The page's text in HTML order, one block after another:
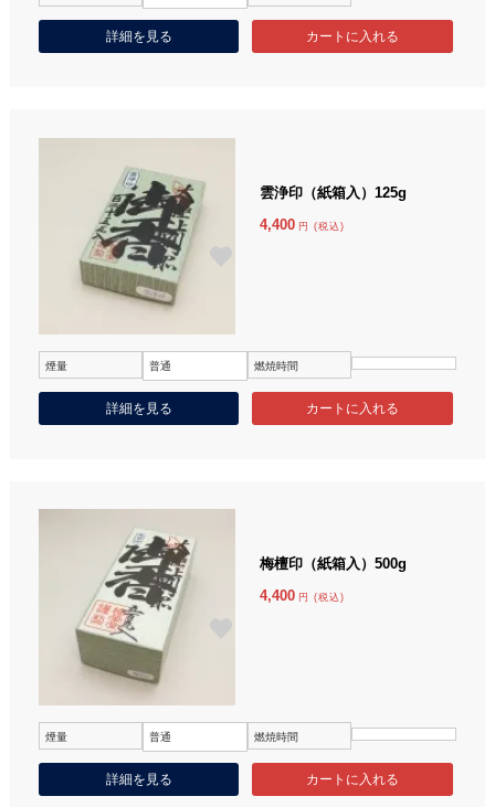
詳細を見る
雲浄印（紙箱入）125g
4,400 円 (税込)
煙量 普通 燃焼時間
詳細を見る
梅檀印（紙箱入）500g
4,400 円 (税込)
煙量 普通 燃焼時間
詳細を見る